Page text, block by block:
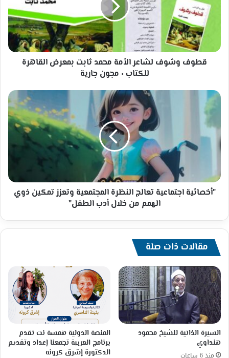
محمد
ثابت
بمعرض
القاهرة
للكتاب
قطوف وشوف لشاعر الأمة محمد ثابت بمعرض القاهرة
للكتاب ٠ مجون جارية
"أخصائية
اجتماعية
تعالج
النظرة
المجتمعية
وتعزز
الهمم
من
الطفل"
"أخصائية اجتماعية تعالج النظرة المجتمعية وتعزز تمكين ذوي
الهمم من خلال أدب الطفل"
مقالات ذات صلة
السيرة الذاتية للشيخ محمود
هنداوي
منذ 6 ساعات
المنصة الدولية همسة نت تقدم
برنامج العربية تجمعنا إعداد وتقديم
الدكتورة إشرق كرونه